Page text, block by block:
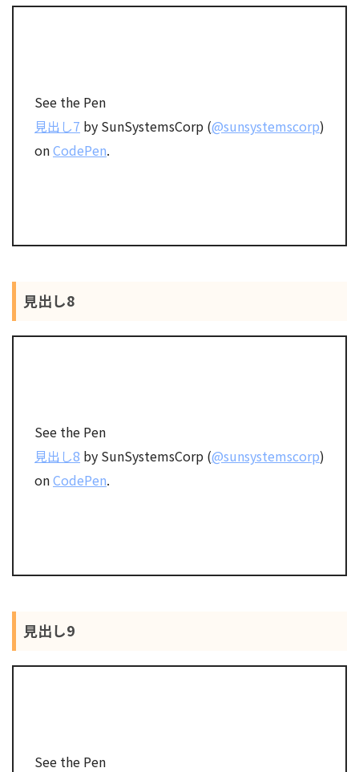
See the Pen
見出し7 by SunSystemsCorp (@sunsystemscorp)
onCodePen.
見出し8
See the Pen
見出し8 by SunSystemsCorp (@sunsystemscorp)
onCodePen.
見出し9
See the Pen